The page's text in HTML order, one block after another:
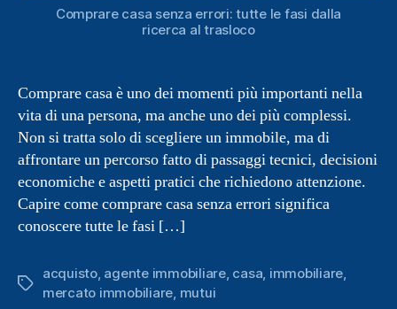
Comprare casa senza errori: tutte le fasi dalla
ricerca al trasloco
Comprare casa è uno dei momenti più importanti nella
vita di una persona, ma anche uno dei più complessi.
Non si tratta solo di scegliere un immobile, ma di
affrontare un percorso fatto di passaggi tecnici, decisioni
economiche e aspetti pratici che richiedono attenzione.
Capire come comprare casa senza errori significa
conoscere tutte le fasi […]
Tag
acquisto, agente immobiliare, casa, immobiliare,
mercato immobiliare, mutui